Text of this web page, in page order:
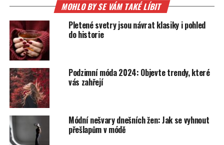
MOHLO BY SE VÁM TAKÉ LÍBIT
Pletené svetry jsou návrat klasiky i pohled
do historie
Podzimní móda 2024: Objevte trendy, které
vás zahřejí
Módní nešvary dnešních žen: Jak se vyhnout
přešlapům v módě